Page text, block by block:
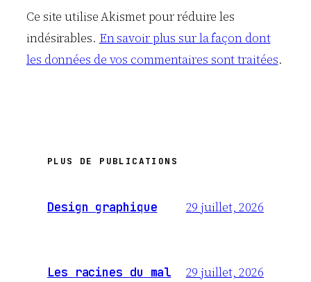
Ce site utilise Akismet pour réduire les
indésirables. En savoir plus sur la façon dont
les données de vos commentaires sont traitées.
PLUS DE PUBLICATIONS
Design graphique 29 juillet, 2026
Les racines du mal 29 juillet, 2026